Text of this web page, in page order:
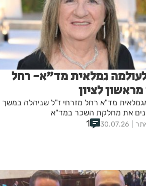
גמלאית מד"א- רחל
לציון
מד"א רחל מזרחי ז"ל שניהלה במשך
את מחלקת השכר במד"א
30.07.26
1